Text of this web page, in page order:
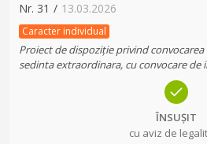
Nr. 31 / 13.03.2026
Caracter individual
Proiect de dispoziție privind convocarea
sedinta extraordinara, cu convocare de
ÎNSUȘIT
cu aviz de